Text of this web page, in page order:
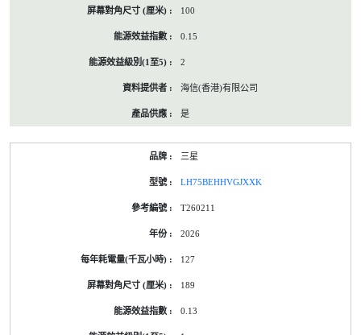
100
0.15
2
海信(香港)有限公司
是
三星
LH75BEHHVGJXXK
T260211
2026
127
189
0.13